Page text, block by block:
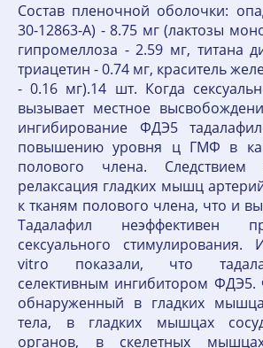
Состав пленочной оболочки:
30-12863-A) - 8.75 мг (лактозы
гипромеллоза - 2.59 мг, титана
триацетин - 0.74 мг, краситель
- 0.16 мг).14 шт. Когда
вызывает местное
ингибирование ФДЭ5
повышению уровня ц ГМФ в
полового члена. Следствием
релаксация гладких мышц
к тканям полового члена, что и
Тадалафил неэффективен
сексуального стимулирования.
vitro показали, что
селективным ингибитором
обнаруженный в гладких
тела, в гладких мышцах
органов, в скелетных